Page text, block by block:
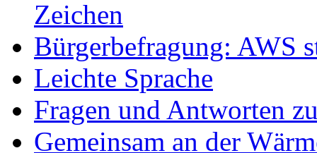
Zeichen
Bürgerbefragung: AWS
Leichte Sprache
Fragen und Antworten
Gemeinsam an der